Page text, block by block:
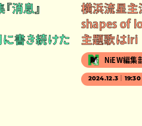
消息』
書き続けた
横浜流星主
shapes of
主題歌はiri
NiEW編集
2024.12.3｜19:30